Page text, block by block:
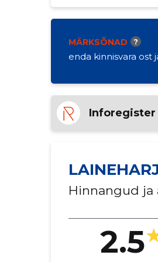
MÄRKSÕNAD ?
enda kinnisvara ost
Inforegister
Hinnangud ja
2.5